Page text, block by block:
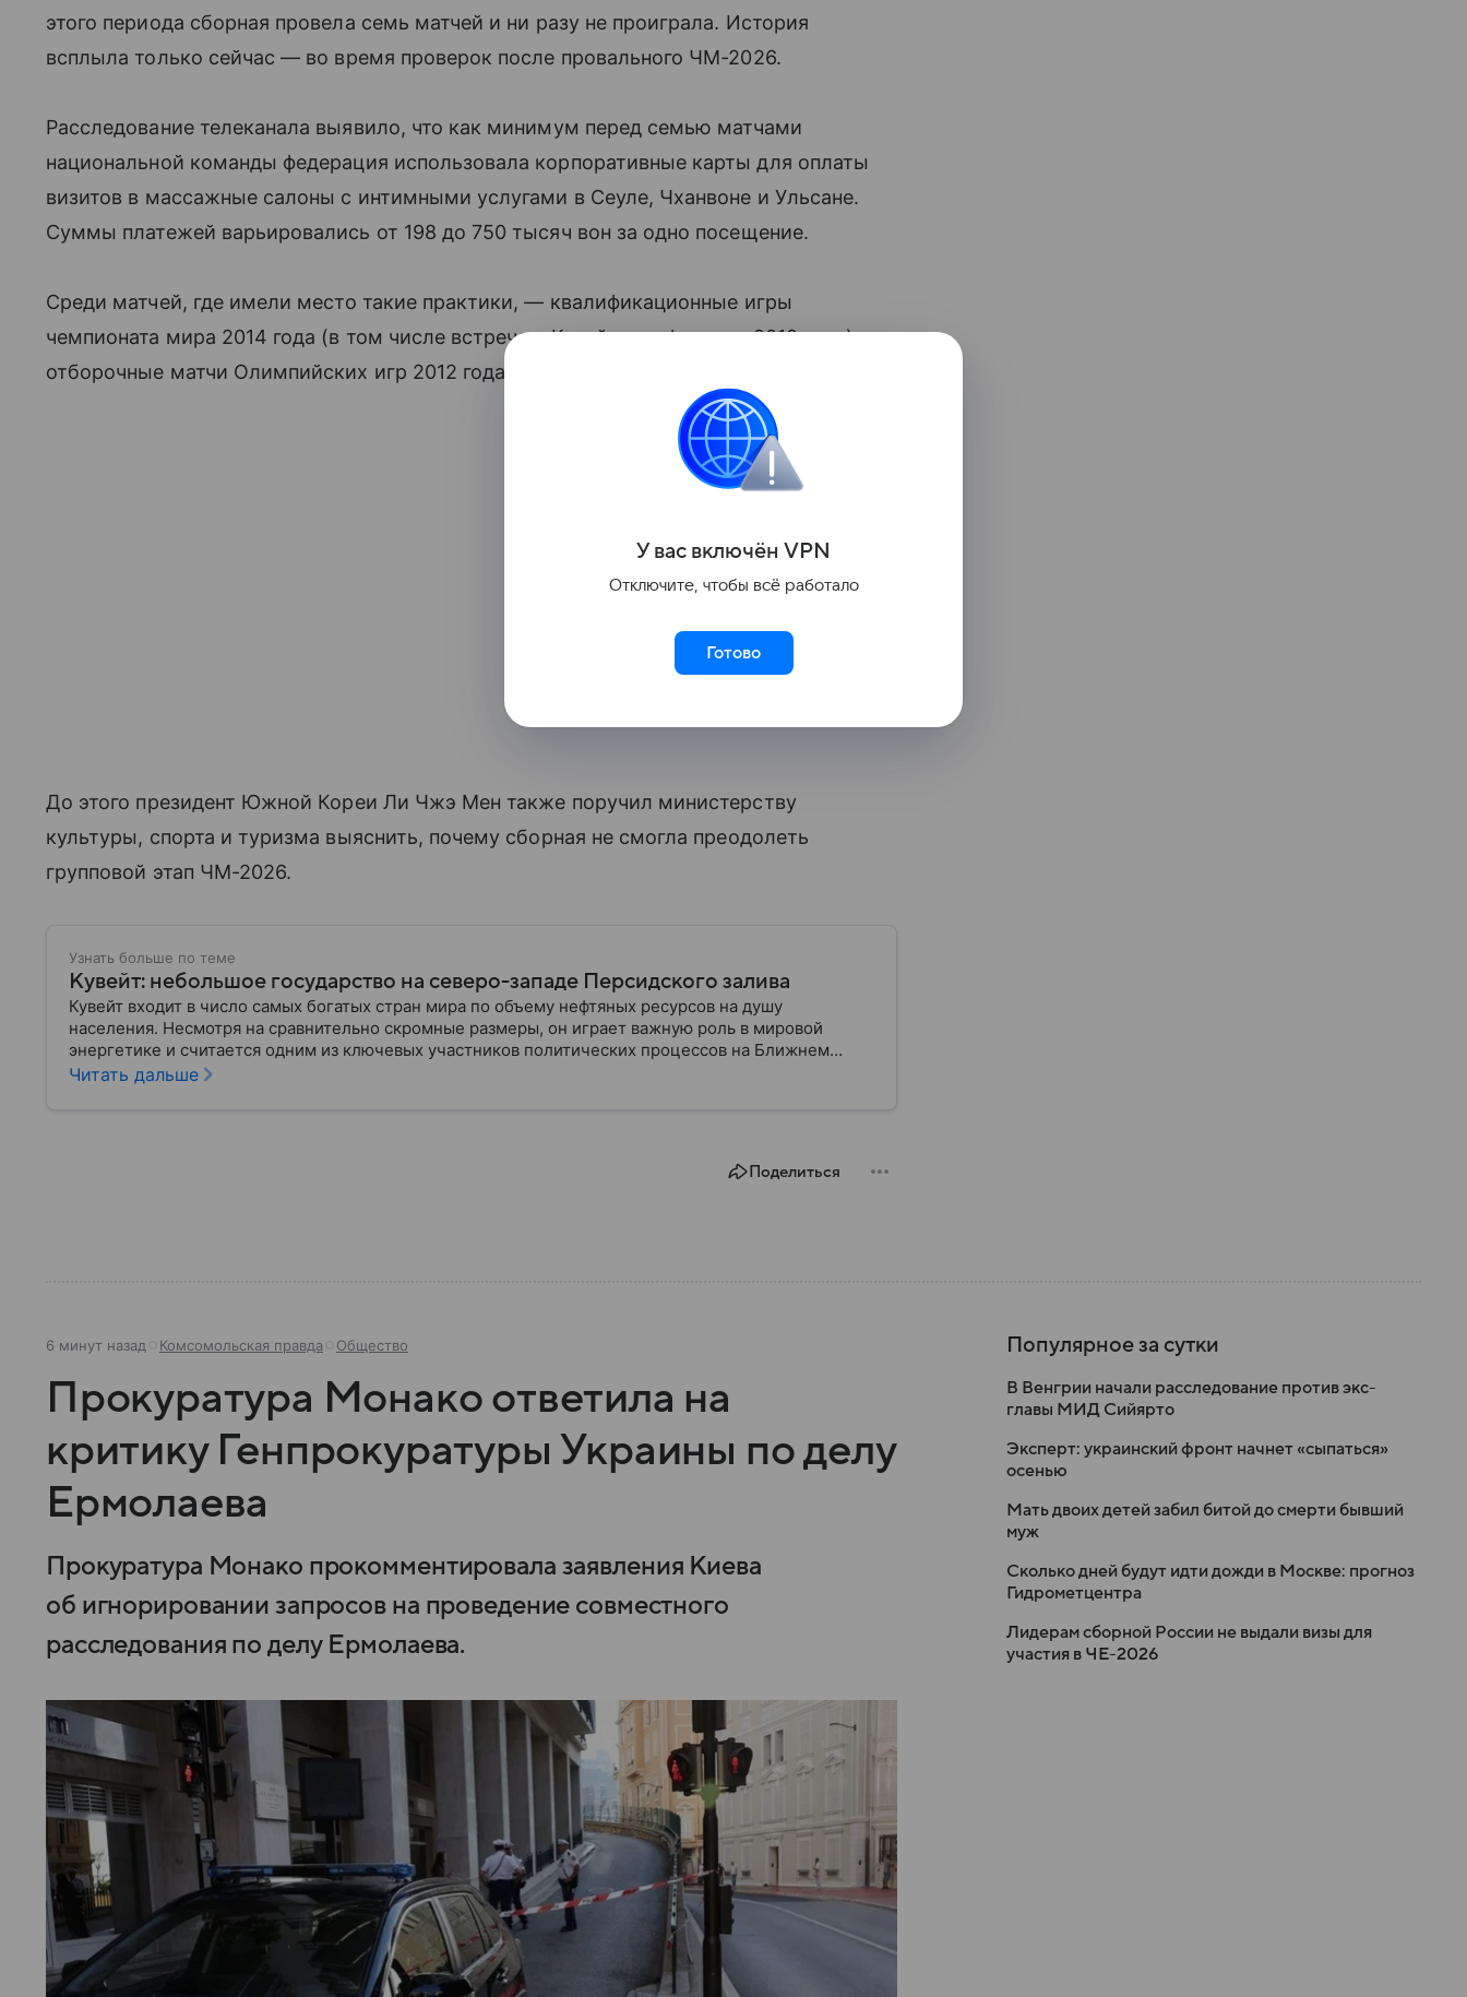
этого периода сборная провела семь матчей и ни разу не проиграла. История
всплыла только сейчас — во время проверок после провального ЧМ-2026.
Расследование телеканала выявило, что как минимум перед семью матчами
национальной команды федерация использовала корпоративные карты для оплаты
визитов в массажные салоны с интимными услугами в Сеуле, Чханвоне и Ульсане.
Суммы платежей варьировались от 198 до 750 тысяч вон за одно посещение.
Среди матчей, где имели место такие практики, — квалификационные игры
чемпионата мира 2014 года (в том числе встреча с Кувейтом в феврале 2012 года),
отборочные матчи Олимпийских игр 2012 года в Лондоне и товарищеские встречи.
До этого президент Южной Кореи Ли Чжэ Мен также поручил министерству
культуры, спорта и туризма выяснить, почему сборная не смогла преодолеть
групповой этап ЧМ-2026.
Узнать больше по теме
Кувейт: небольшое государство на северо-западе Персидского залива
Кувейт входит в число самых богатых стран мира по объему нефтяных ресурсов на душу
населения. Несмотря на сравнительно скромные размеры, он играет важную роль в мировой
энергетике и считается одним из ключевых участников политических процессов на Ближнем
Востоке. В материале — главное об этом государстве.
Читать дальше
Поделиться
6 минут назад Комсомольская правда Общество
Прокуратура Монако ответила на
критику Генпрокуратуры Украины по делу
Ермолаева
Прокуратура Монако прокомментировала заявления Киева
об игнорировании запросов на проведение совместного
расследования по делу Ермолаева.
Популярное за сутки
В Венгрии начали расследование против экс-
главы МИД Сийярто
Эксперт: украинский фронт начнет «сыпаться»
осенью
Мать двоих детей забил битой до смерти бывший
муж
Сколько дней будут идти дожди в Москве: прогноз
Гидрометцентра
Лидерам сборной России не выдали визы для
участия в ЧЕ-2026
У вас включён VPN
Отключите, чтобы всё работало
Готово